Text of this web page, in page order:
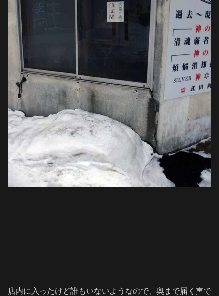
店内に入ったけど誰もいないようなので、奥まで届く声で